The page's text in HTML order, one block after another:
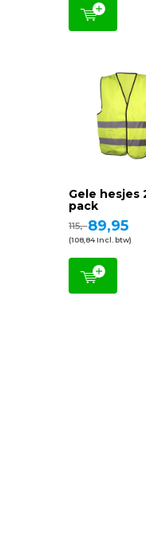
Gele hesjes
pack
115,-89,95
(108,84 Incl. btw)